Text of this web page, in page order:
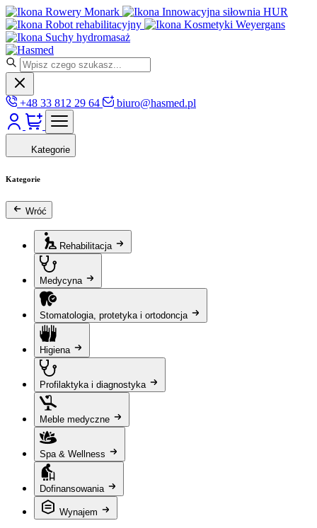
Rowery Monark
Innowacyjna siłownia HUR
Robot rehabilitacyjny
Kosmetyki Weyergans
Suchy hydromasaż
+48 33 812 29 64 biuro@hasmed.pl
Kategorie
Kategorie
Wróć
Rehabilitacja
Medycyna
Stomatologia, protetyka i ortodoncja
Higiena
Profilaktyka i diagnostyka
Meble medyczne
Spa & Wellness
Dofinansowania
Wynajem